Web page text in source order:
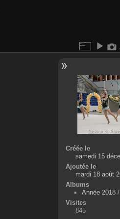
Créée le
samedi 15
Ajoutée le
mardi 18 août
Albums
Année 2018/
Visites
845